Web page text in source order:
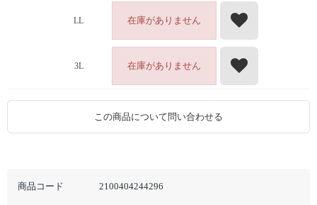
商品コード 2100404244296
LL 在庫がありません
3L 在庫がありません
この商品について問い合わせる